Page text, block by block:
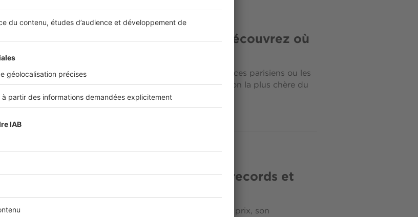
Biens d'exception
La maison la plus chère du monde : découvrez où
elle se cache
Oubliez les penthouses suspendus de Manhattan, les palaces parisiens ou les
villas luxueuses de Los Angeles... Pour débusquer la maison la plus chère du
monde, il faut mettre le cap vers une...
Les villas les plus chères du monde : records et
Qu’est-ce qui définit la villa la plus chère du monde ? Son prix, son